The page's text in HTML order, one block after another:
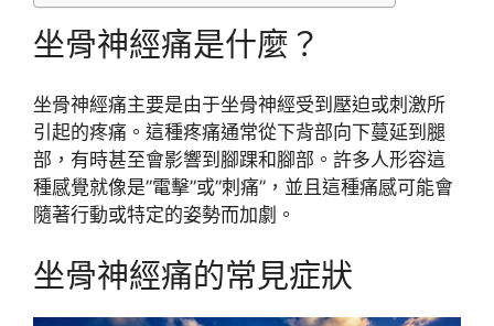
坐骨神經痛是什麼？
坐骨神經痛主要是由于坐骨神經受到壓迫或刺激所
引起的疼痛。這種疼痛通常從下背部向下蔓延到腿
部，有時甚至會影響到腳踝和腳部。許多人形容這
種感覺就像是”電擊”或”刺痛”，並且這種痛感可能會
隨著行動或特定的姿勢而加劇。
坐骨神經痛的常見症狀